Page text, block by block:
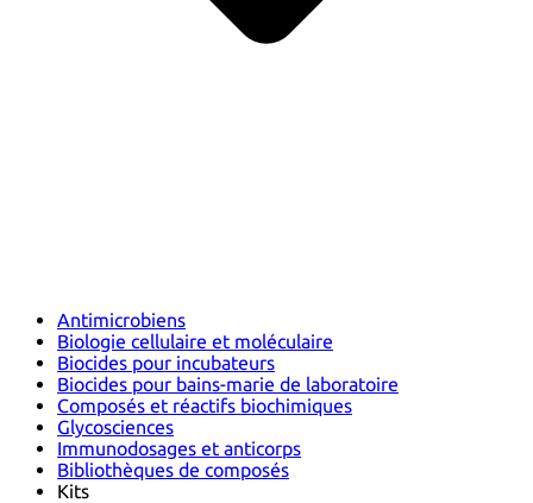
Antimicrobiens
Biologie cellulaire et moléculaire
Biocides pour incubateurs
Biocides pour bains-marie de laboratoire
Composés et réactifs biochimiques
Glycosciences
Immunodosages et anticorps
Bibliothèques de composés
Kits